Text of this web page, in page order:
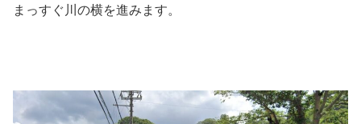
まっすぐ川の横を進みます。